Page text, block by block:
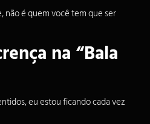
não é quem você tem que ser
na “Bala
eu estou ficando cada vez